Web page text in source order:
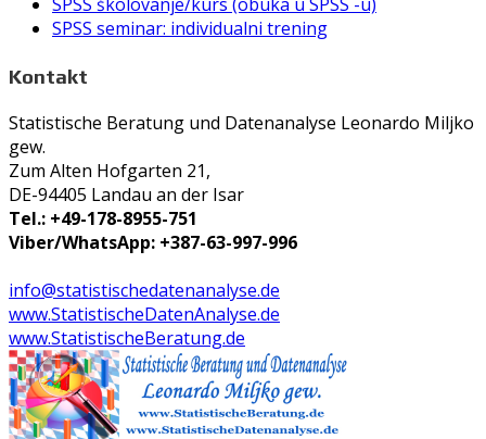
SPSS seminar: individualni trening
Kontakt
Statistische Beratung und Datenanalyse Leonardo Miljko
gew.
Zum Alten Hofgarten 21,
DE-94405 Landau an der Isar
Tel.: +49-178-8955-751
Viber/WhatsApp: +387-63-997-996
info@statistischedatenanalyse.de
www.StatistischeDatenAnalyse.de
www.StatistischeBeratung.de